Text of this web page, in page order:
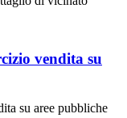
vendita su
su aree pubbliche